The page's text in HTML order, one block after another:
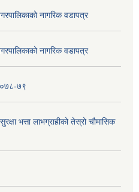
नागरिक वडापत्र
नागरिक वडापत्र
७९
भत्ता लाभग्राहीको तेस्रो चौमासिक